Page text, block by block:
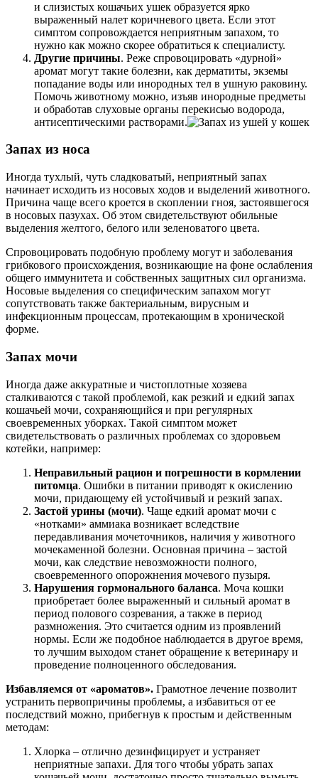
и слизистых кошачьих ушек образуется ярко
выраженный налет коричневого цвета. Если этот
симптом сопровождается неприятным запахом, то
нужно как можно скорее обратиться к специалисту.
Другие причины. Реже спровоцировать «дурной»
аромат могут такие болезни, как дерматиты, экземы
попадание воды или инородных тел в ушную раковину.
Помочь животному можно, изъяв инородные предметы
и обработав слуховые органы перекисью водорода,
антисептическими растворами.
Запах из носа
Иногда тухлый, чуть сладковатый, неприятный запах
начинает исходить из носовых ходов и выделений животного.
Причина чаще всего кроется в скоплении гноя, застоявшегося
в носовых пазухах. Об этом свидетельствуют обильные
выделения желтого, белого или зеленоватого цвета.
Спровоцировать подобную проблему могут и заболевания
грибкового происхождения, возникающие на фоне ослабления
общего иммунитета и собственных защитных сил организма.
Носовые выделения со специфическим запахом могут
сопутствовать также бактериальным, вирусным и
инфекционным процессам, протекающим в хронической
форме.
Запах мочи
Иногда даже аккуратные и чистоплотные хозяева
сталкиваются с такой проблемой, как резкий и едкий запах
кошачьей мочи, сохраняющийся и при регулярных
своевременных уборках. Такой симптом может
свидетельствовать о различных проблемах со здоровьем
котейки, например:
Неправильный рацион и погрешности в кормлении
питомца. Ошибки в питании приводят к окислению
мочи, придающему ей устойчивый и резкий запах.
Застой урины (мочи). Чаще едкий аромат мочи с
«нотками» аммиака возникает вследствие
передавливания мочеточников, наличия у животного
мочекаменной болезни. Основная причина – застой
мочи, как следствие невозможности полного,
своевременного опорожнения мочевого пузыря.
Нарушения гормонального баланса. Моча кошки
приобретает более выраженный и сильный аромат в
период полового созревания, а также в период
размножения. Это считается одним из проявлений
нормы. Если же подобное наблюдается в другое время,
то лучшим выходом станет обращение к ветеринару и
проведение полноценного обследования.
Избавляемся от «ароматов». Грамотное лечение позволит
устранить первопричины проблемы, а избавиться от ее
последствий можно, прибегнув к простым и действенным
методам:
Хлорка – отлично дезинфицирует и устраняет
неприятные запахи. Для того чтобы убрать запах